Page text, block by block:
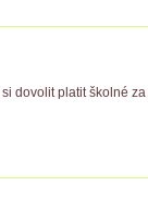
dovolit platit školné